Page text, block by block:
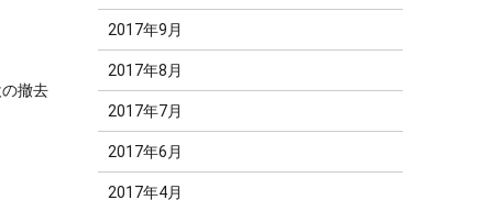
撤去
2017年9月
2017年8月
2017年7月
2017年6月
2017年4月